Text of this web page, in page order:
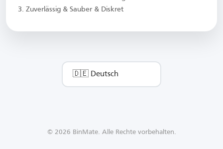
3. Zuverlässig & Sauber & Diskret
© 2026 BinMate. Alle Rechte vorbehalten.